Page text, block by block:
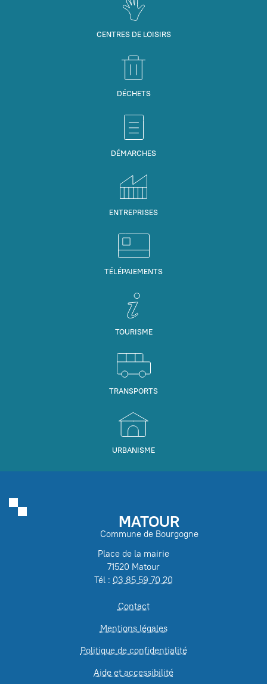
CENTRES DE LOISIRS
DÉCHETS
DÉMARCHES
ENTREPRISES
TÉLÉPAIEMENTS
TOURISME
TRANSPORTS
URBANISME
MATOUR
Commune de Bourgogne
Place de la mairie
71520 Matour
Tél : 03 85 59 70 20
Contact
Mentions légales
Politique de confidentialité
Aide et accessibilité